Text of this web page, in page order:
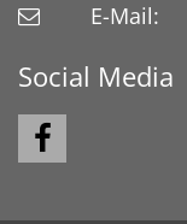
E-Mail:
Social Media